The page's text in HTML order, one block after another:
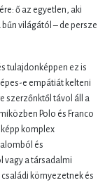
ő az egyetlen, aki
világától – de persze
tulajdonképpen ez is
e empátiát kelteni
szerzőnktől távol áll a
Polo és Franco
komplex
és
a társadalmi
környezetnek és